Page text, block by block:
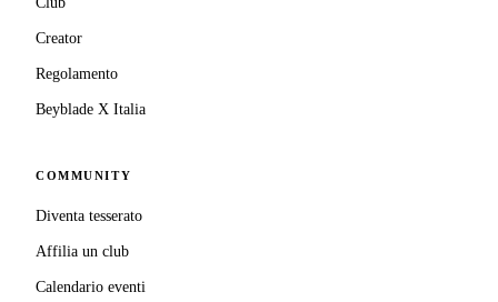
Creator
Regolamento
Beyblade X Italia
COMMUNITY
Diventa tesserato
Affilia un club
Calendario eventi